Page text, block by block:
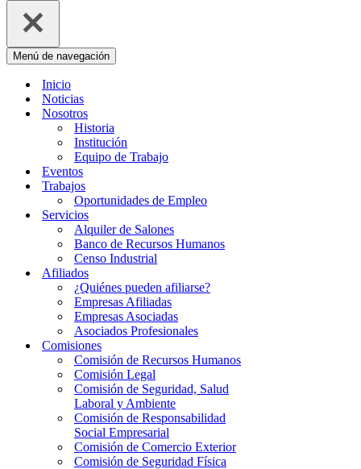
Menú de navegación
Inicio
Noticias
Nosotros
Historia
Institución
Equipo de Trabajo
Eventos
Trabajos
Oportunidades de Empleo
Servicios
Alquiler de Salones
Banco de Recursos Humanos
Censo Industrial
Afiliados
¿Quiénes pueden afiliarse?
Empresas Afiliadas
Empresas Asociadas
Asociados Profesionales
Comisiones
Comisión de Recursos Humanos
Comisión Legal
Comisión de Seguridad, Salud
Laboral y Ambiente
Comisión de Responsabilidad
Social Empresarial
Comisión de Comercio Exterior
Comisión de Seguridad Física